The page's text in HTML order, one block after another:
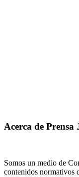
Acerca de Prensa
Somos un medio de
contenidos normativos